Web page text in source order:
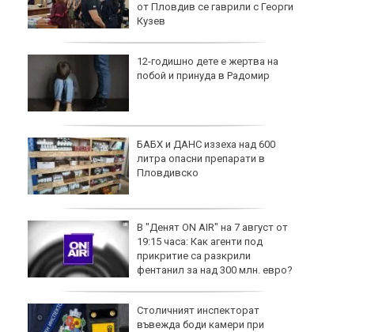
от Пловдив се гаврили с Георги
Кузев
12-годишно дете е жертва на
побой и принуда в Радомир
БАБХ и ДАНС иззеха над 600
литра опасни препарати в
Пловдивско
В "Денят ON AIR" на 7 август от
19:15 часа: Как агенти под
прикритие са разкрили
фентанил за над 300 млн. евро?
Столичният инспекторат
въвежда боди камери при